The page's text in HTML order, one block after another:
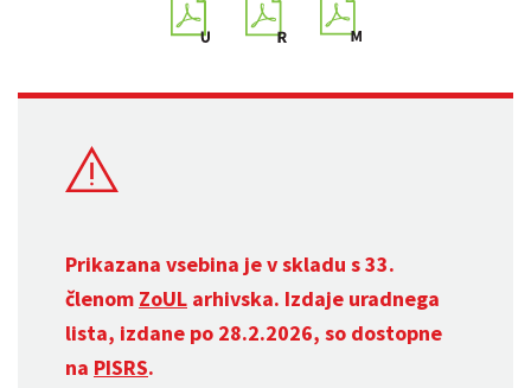
Prikazana vsebina je v skladu s 33.
členom ZoUL arhivska. Izdaje uradnega
lista, izdane po 28.2.2026, so dostopne
na PISRS.